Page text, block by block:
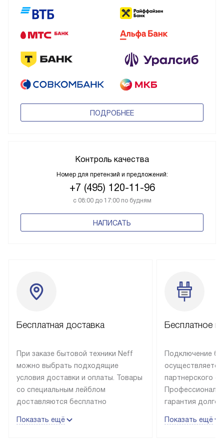
ПОДРОБНЕЕ
Контроль качества
Номер для претензий и предложений:
+7 (495) 120-11-96
с 08:00 до 17:00 по будням
НАПИСАТЬ
Бесплатная доставка
При заказе бытовой техники Neff
можно выбрать подходящие
условия доставки и оплаты. Товары
со специальным лейблом
доставляются бесплатно
до подъезда, отдельная доставка
Показать ещё
Бесплатное
Подключение
партнерского
гарантия
и Санкт-
Показать ещё